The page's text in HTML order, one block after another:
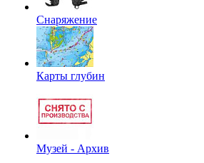
Снаряжение
Карты глубин
Музей - Архив